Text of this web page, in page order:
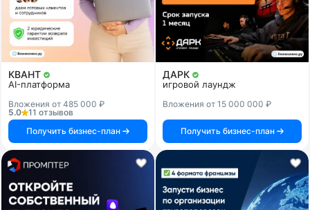
КВАНТ
AI-платформа
Вложения от 485 000 ₽
5.0
11 отзывов
Получить бизнес-план
ДАРК
игровой лаундж
Вложения от 15 000 000 ₽
Получить бизнес-план